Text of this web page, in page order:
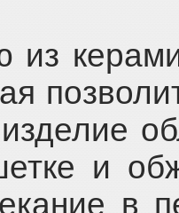
из
и
в